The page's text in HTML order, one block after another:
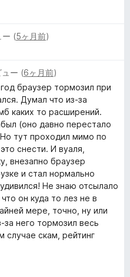
ー (5ヶ月前)
ュー (6ヶ月前)
браузер тормозил при
Думал что из-за
каких то расширений.
(оно давно перестало
тут проходил мимо по
снести. И вуаля,
внезапно браузер
и стал нормально
Не знаю отсылало
он куда то лез не в
мере, точно, ну или
него тормозил весь
случае скам, рейтинг